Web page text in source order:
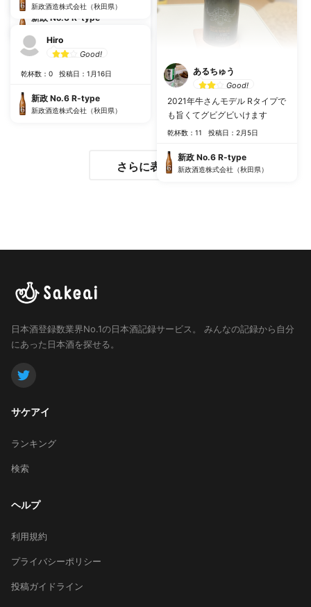
新政 No.6 R-type
あるちゅう
Good!
2021年牛さんモデル Rタイプで
も旨くてグビグビいけます
乾杯数：11 投稿日：2月5日
新政 No.6 R-type
新政酒造株式会社（秋田県）
新政酒造株式会社（秋田県）
Hiro
Good!
乾杯数：0 投稿日：1月16日
新政 No.6 R-type
新政酒造株式会社（秋田県）
さらに表示する
日本酒登録数業界No.1の日本酒記録サービス。
みんなの記録から自分
にあった日本酒を探せる。
サケアイ
ランキング
検索
ヘルプ
利用規約
プライバシーポリシー
投稿ガイドライン